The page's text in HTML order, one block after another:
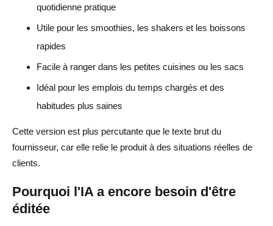
quotidienne pratique
Utile pour les smoothies, les shakers et les boissons
rapides
Facile à ranger dans les petites cuisines ou les sacs
Idéal pour les emplois du temps chargés et des
habitudes plus saines
Cette version est plus percutante que le texte brut du
fournisseur, car elle relie le produit à des situations réelles de
clients.
Pourquoi l'IA a encore besoin d'être
éditée